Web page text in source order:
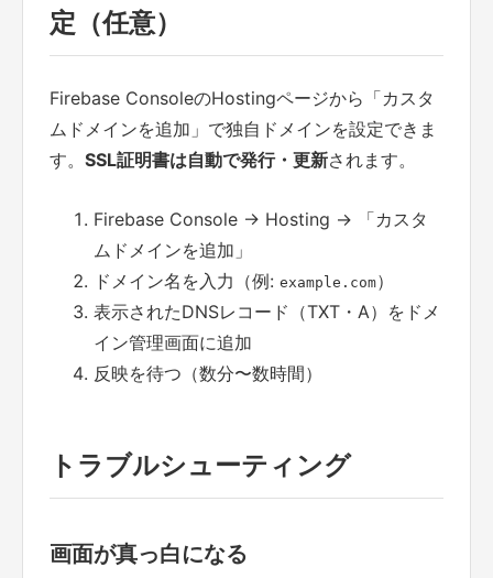
定（任意）
Firebase ConsoleのHostingページから「カスタ
ムドメインを追加」で独自ドメインを設定できま
す。 SSL証明書は自動で発行・更新されます。
Firebase Console → Hosting → 「カスタ
ムドメインを追加」
ドメイン名を入力（例: example.com）
表示されたDNSレコード（TXT・A）をドメ
イン管理画面に追加
反映を待つ（数分〜数時間）
トラブルシューティング
画面が真っ白になる